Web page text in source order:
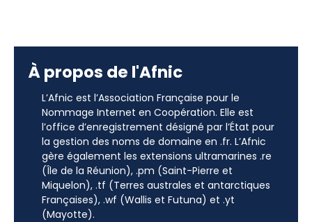
À propos de l'Afnic
L’Afnic est l’Association Française pour le
Nommage Internet en Coopération. Elle est
l’office d’enregistrement désigné par l’État pour
la gestion des noms de domaine en .fr. L’Afnic
gère également les extensions ultramarines .re
(Île de la Réunion), .pm (Saint-Pierre et
Miquelon), .tf (Terres australes et antarctiques
Françaises), .wf (Wallis et Futuna) et .yt
(Mayotte).